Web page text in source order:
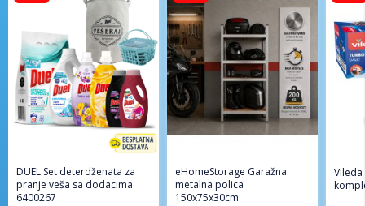
DUEL Set deterdženata za
pranje veša sa dodacima
6400267
eHomeStorage Garažna
metalna polica
150x75x30cm